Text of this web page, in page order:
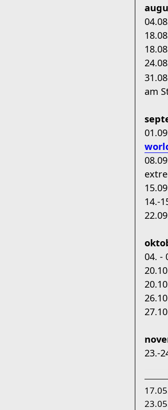
am
14.-
04. -
23.-